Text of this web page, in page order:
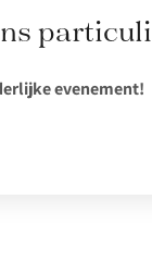
evenement!